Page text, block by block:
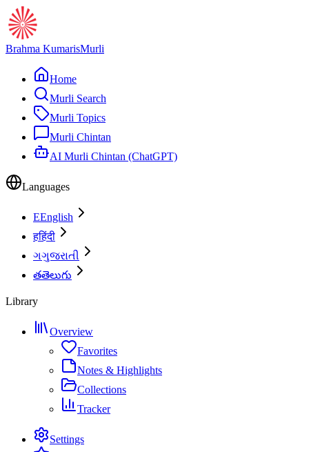
Brahma KumarisMurli
Home
Murli Search
Murli Topics
Murli Chintan
AI Murli Chintan (ChatGPT)
Languages
EEnglish
हहिंदी
ગગુજરાતી
తతెలుగు
Library
Overview
Favorites
Notes & Highlights
Collections
Tracker
Settings